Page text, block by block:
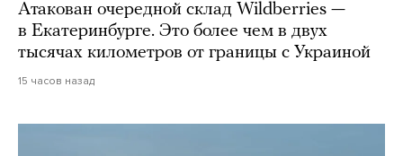
Атакован очередной склад Wildberries —
в Екатеринбурге. Это более чем в двух
тысячах километров от границы с Украиной
15 часов назад